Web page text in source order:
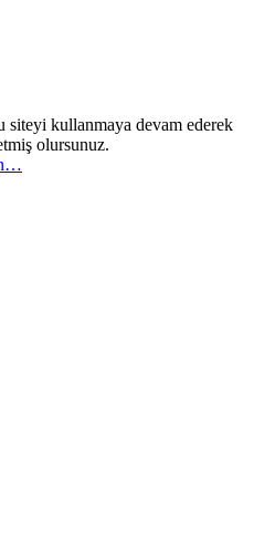
siteyi kullanmaya devam ederek
olursunuz.